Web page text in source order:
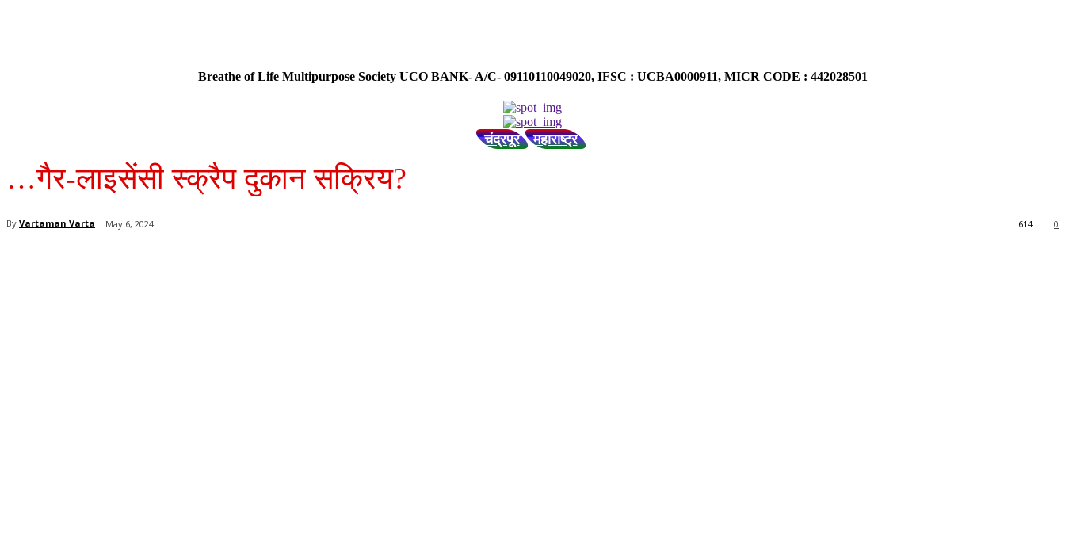
Breathe of Life Multipurpose Society UCO BANK- A/C- 09110110049020, IFSC : UCBA0000911, MICR CODE : 442028501
चंद्रपूर महाराष्ट्र
…गैर-लाइसेंसी स्क्रैप दुकान सक्रिय?
By Vartaman Varta May 6, 2024 0
614